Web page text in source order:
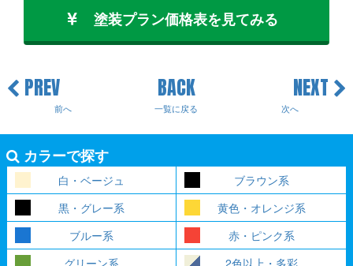
塗装プラン価格表を見てみる
PREV
前へ
BACK
一覧に戻る
NEXT
次へ
カラーで探す
白・ベージュ
ブラウン系
黒・グレー系
黄色・オレンジ系
ブルー系
赤・ピンク系
グリーン系
2色以上・多彩